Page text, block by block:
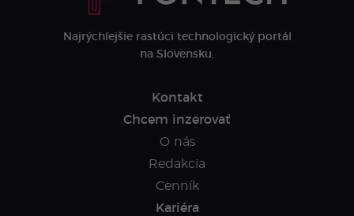
Najrýchlejšie rastúci technologický portál
na Slovensku.
Kontakt
Chcem inzerovať
O nás
Redakcia
Cenník
Kariéra